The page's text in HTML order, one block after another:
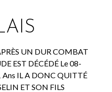
UN DUR COMBAT
EST DÉCÉDÉ Le 08-
Ans IL A DONC QUITTÉ
ET SON FILS